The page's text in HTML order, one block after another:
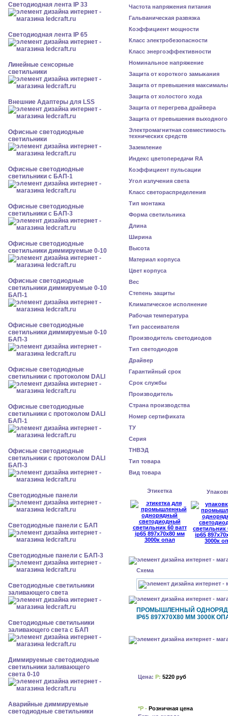
Светодиодная лента IP 33
Светодиодная лента IP 65
Линейные сенсорные
светильники
Внешние Адаптеры для LSS
Офисные светодиодные
светильники
Офисные светодиодные
светильники с БАП-1
Офисные светодиодные
светильники с БАП-3
Офисные светодиодные
светильники диммируемые 0-10
Офисные светодиодные
светильники диммируемые 0-10
БАП-1
Офисные светодиодные
светильники диммируемые 0-10
БАП-3
Офисные светодиодные
светильники с протоколом DALI
Офисные светодиодные
светильники с протоколом DALI
БАП-1
Офисные светодиодные
светильники с протоколом DALI
БАП-3
Cветодиодные панели
Cветодиодные панели с БАП
Cветодиодные панели с БАП-3
Светодиодные светильники
заливающего света
Светодиодные светильники
заливающего света с БАП
Диммируемые светодиодные
светильники заливающего
света 0-10
Аварийные диммируемые
светодиодные светильники
Частота напряжения питания
Гальваническая развязка
Коэффициент мощности
Класс электробезопасности
Класс энергоэффективности
Номинальное напряжение
Защита от короткого замыкания
Защита от превышения
Защита от холостого хода
Защита от перегрева драйвера
Защита от превышения
Электромагнитная совместимость
технических средств
Заземление
Индекс цветопередачи RA
Коэффициент пульсации
Угол излучения света
Класс светораспределения
Тип монтажа
Форма светильника
Длина
Ширина
Высота
Материал корпуса
Цвет корпуса
Вес
Степень защиты
Климатическое исполнение
Рабочая температура
Тип рассеивателя
Производитель светодиодов
Тип светодиодов
Драйвер
Гарантийный срок
Срок службы
Производитель
Страна производства
Номер сертификата
ТУ
Серия
ТНВЭД
Тип товара
Вид товара
Этикетка
Схема
ПРОМЫШЛЕННЫЙ
IP65 897Х70Х80 ММ 3000К
Цена: Р: 5220 руб
*Р - Розничная цена